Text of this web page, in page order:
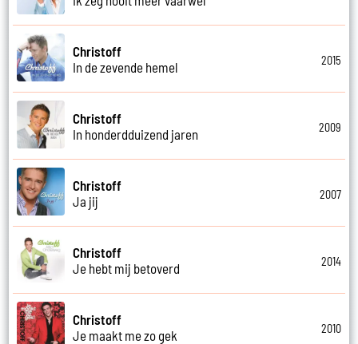
Christoff
In de zevende hemel
2015
Christoff
In honderdduizend jaren
2009
Christoff
Ja jij
2007
Christoff
Je hebt mij betoverd
2014
Christoff
Je maakt me zo gek
2010